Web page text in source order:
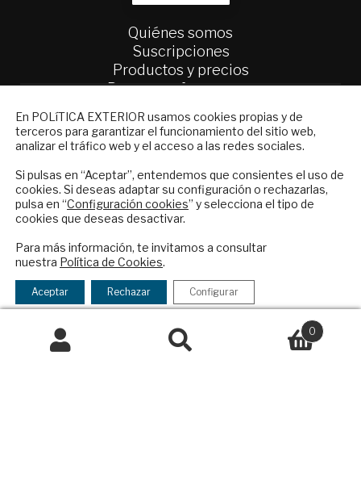
Quiénes somos
Suscripciones
Productos y precios
Preguntas frecuentes
Colaboraciones
Contacto
Política Exterior
Informe Semanal de Política Exterior
Afkar/Ideas
© 2026 - Fundación Análisis de Política
Exterior. Todos los derechos reservados
Política de Privacidad y de Cookies
Buscar
0
En POLíTICA EXTERIOR usamos cookies propias y de
terceros para garantizar el funcionamiento del sitio web,
analizar el tráfico web y el acceso a las redes sociales.
Si pulsas en “Aceptar”, entendemos que consientes el uso de
cookies. Si deseas adaptar su configuración o rechazarlas,
pulsa en “Configuración cookies” y selecciona el tipo de
cookies que deseas desactivar.
Para más información, te invitamos a consultar
nuestra Política de Cookies.
Aceptar Rechazar Configurar
NEWSLETTER
Suscríbase a nuestro boletín electrónico y
reciba en su correo el mejor análisis
internacional en español.
Checkbox
acepto
la
política
de
política de privacidad